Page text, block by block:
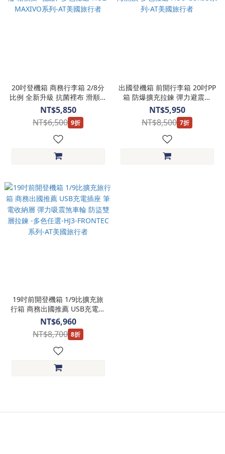
20吋登機箱 商務行李箱 2/8分
比例 全新升級 抗菌裡布 滑順煞
車輪 箱側掛勾設計-多色任選-
HO2-MAXIVO系列-AT美國旅行
者
NT$5,850
NT$6,500 9折
出國登機箱 前開行李箱 20吋PP
箱 防爆擴充拉鍊 彈力避震輪
TSA海關鎖-多色任選-AO8-
CURIO系列-AT美國旅行者
NT$5,950
NT$8,500 7折
19吋前開登機箱 1/9比擴充旅
行箱 商務出國推薦 USB充電插
座 筆電收納層 彈力吸震煞車輪
防盜雙層拉鍊 -多色任選-HJ3-
FRONTEC系列-AT美國旅行者
NT$6,960
NT$8,700 8折